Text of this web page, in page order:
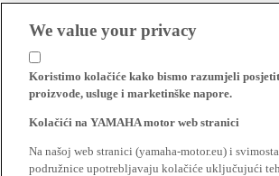
We value your privacy
Koristimo kolačiće kako bismo razumjeli
proizvode, usluge i marketinške napore.
Kolačići na YAMAHA motor web stranici
Na našoj web stranici (yamaha-motor.eu) i
podružnice upotrebljavaju kolačiće uključujući